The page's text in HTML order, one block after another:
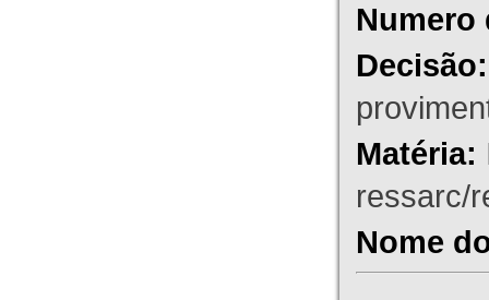
Numero
Decisão:
Matéria:
ressarc/
Nome